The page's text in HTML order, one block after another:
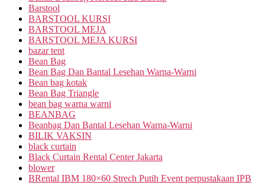
Barstool
BARSTOOL KURSI
BARSTOOL MEJA
BARSTOOL MEJA KURSI
bazar tent
Bean Bag
Bean Bag Dan Bantal Lesehan Warna-Warni
Bean bag kotak
Bean Bag Triangle
bean bag warna warni
BEANBAG
Beanbag Dan Bantal Lesehan Warna-Warni
BILIK VAKSIN
black curtain
Black Curtain Rental Center Jakarta
blower
BRental IBM 180×60 Strech Putih Event perpustakaan IPB